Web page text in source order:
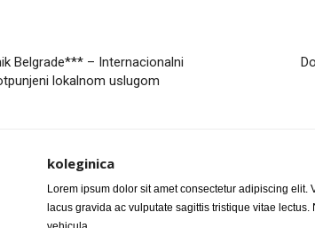
Belgrade*** – Internacionalni
lokalnom uslugom
koleginica
Lorem ipsum dolor sit amet consectetur adipiscing
lacus gravida ac vulputate sagittis tristique vitae